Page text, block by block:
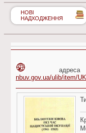
НОВІ
НАДХОДЖЕННЯ
nbuv.gov.ua/ulib/item/